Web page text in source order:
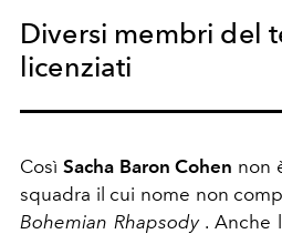
Diversi membri del
licenziati
Così Sacha Baron Cohen non
squadra il cui nome non
Bohemian Rhapsody. Anche